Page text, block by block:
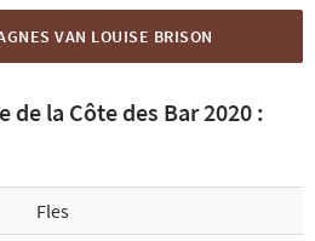
VAN LOUISE BRISON
de la Côte des Bar 2020 :
Fles